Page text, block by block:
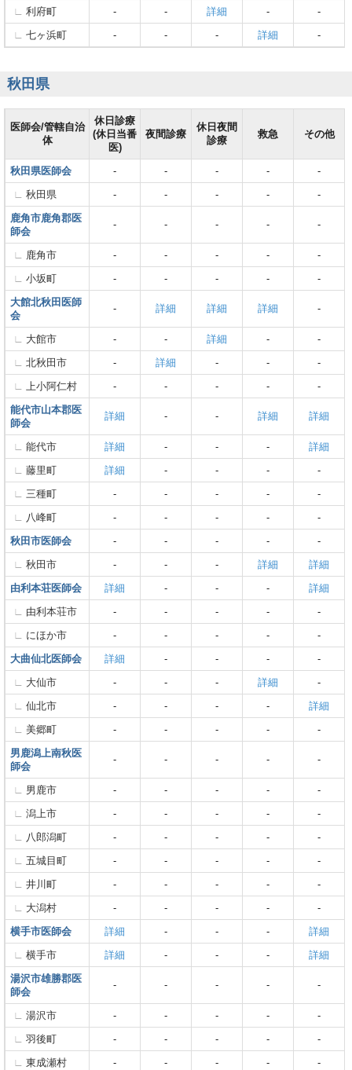
利府町
- - 詳細 -
-
七ヶ浜町
- - - 詳細 -
秋田県
医師会/管轄自治
体
休日診療
(休日当番
医)
夜間診療
休日夜間
診療
救急 その他
秋田県医師会 - - - -
-
秋田県
- - - -
-
鹿角市鹿角郡医
師会
- - - - -
鹿角市 - - - -
-
小坂町
- - - -
-
大館北秋田医師
会
- 詳細 詳細 詳細 -
大館市 - - 詳細 -
-
北秋田市
- 詳細 - -
-
上小阿仁村
- - - -
-
能代市山本郡医
師会
詳細 - - 詳細 詳細
能代市 詳細 - - -
詳細
藤里町
詳細 - - -
-
三種町
- - - -
-
八峰町
- - - -
-
秋田市医師会
- - - -
-
秋田市
- - - 詳細
詳細
由利本荘医師会
詳細 - - -
詳細
由利本荘市
- - - -
-
にほか市
- - - -
-
大曲仙北医師会
詳細 - - -
-
大仙市
- - - 詳細
-
仙北市
- - - -
詳細
美郷町
- - - -
-
男鹿潟上南秋医
師会
- - - - -
男鹿市 - - - -
-
潟上市
- - - -
-
八郎潟町
- - - -
-
五城目町
- - - -
-
井川町
- - - -
-
大潟村
- - - -
-
横手市医師会
詳細 - - -
詳細
横手市
詳細 - - -
詳細
湯沢市雄勝郡医
師会
- - - - -
湯沢市 - - - -
-
羽後町
- - - -
-
東成瀬村
- - - - -